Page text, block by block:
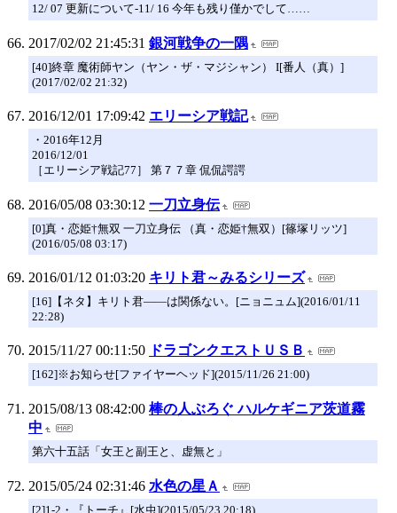
12/ 07 更新について-11/ 16 今年も残り僅かでして……
2017/02/02 21:45:31 銀河戦争の一隅
[40]終章 魔術師ヤン（ヤン・ザ・マジシャン） I[番人（真）]
(2017/02/02 21:32)
2016/12/01 17:09:42 エリーシア戦記
・2016年12月
2016/12/01
［エリーシア戦記77］ 第７７章 侃侃諤諤
2016/05/08 03:30:12 一刀立身伝
[0]真・恋姫†無双 一刀立身伝 （真・恋姫†無双）[篠塚リッツ]
(2016/05/08 03:17)
2016/01/12 01:03:20 キリト君～みるシリーズ
[16]【ネタ】キリト君――は関係ない。[ニョニュム](2016/01/11
22:28)
2015/11/27 00:11:50 ドラゴンクエストＵＳＢ
[162]※お知らせ[ファイヤーヘッド](2015/11/26 21:00)
2015/08/13 08:42:00 棒の人ぶろぐ ハルケギニア茨道霧
中
第六十五話「女王と副王と、虚無と」
2015/05/24 02:31:46 水色の星Ａ
[2]1-2・『トーチ』[水虫](2015/05/23 20:18)